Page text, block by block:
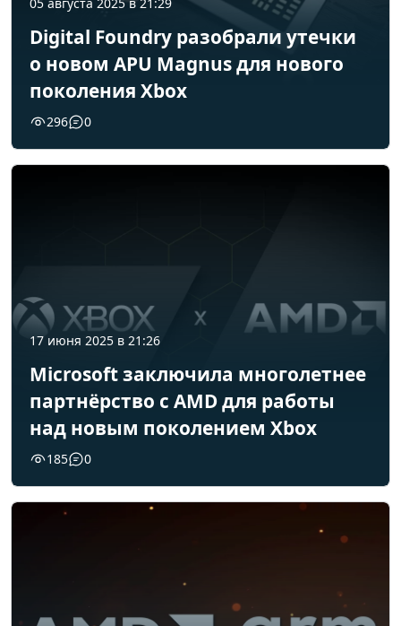
Digital Foundry разобрали утечки
о новом APU Magnus для нового
поколения Xbox
296 0
17 июня 2025 в 21:26
Microsoft заключила многолетнее
партнёрство с AMD для работы
над новым поколением Xbox
185 0